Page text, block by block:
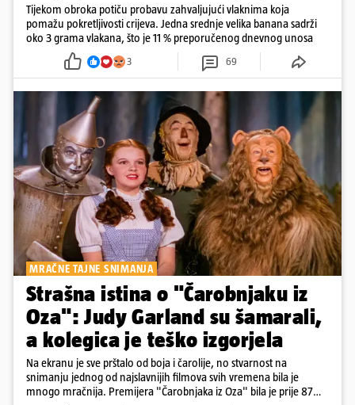
Tijekom obroka potiču probavu zahvaljujući vlaknima koja
pomažu pokretljivosti crijeva. Jedna srednje velika banana sadrži
oko 3 grama vlakana, što je 11 % preporučenog dnevnog unosa
3 69
MRAČNE TAJNE SNIMANJA
Strašna istina o "Čarobnjaku iz
Oza": Judy Garland su šamarali,
a kolegica je teško izgorjela
Na ekranu je sve prštalo od boja i čarolije, no stvarnost na
snimanju jednog od najslavnijih filmova svih vremena bila je
mnogo mračnija. Premijera "Čarobnjaka iz Oza" bila je prije 87